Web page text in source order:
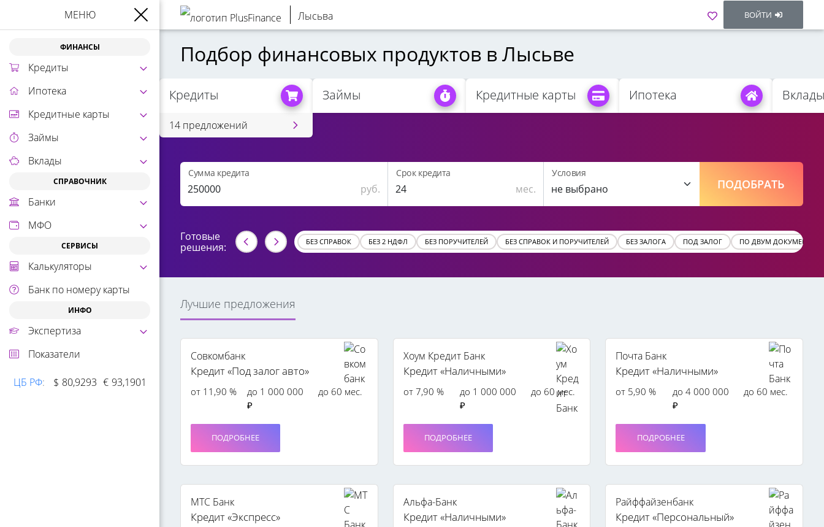
МЕНЮ
ФИНАНСЫ
Кредиты
Ипотека
Кредитные карты
Займы
Вклады
СПРАВОЧНИК
Банки
МФО
СЕРВИСЫ
Калькуляторы
Банк по номеру карты
ИНФО
Экспертиза
Показатели
ЦБ РФ: $ 80,9293 € 93,1901
Лысьва ВОЙТИ
Подбор финансовых продуктов в Лысьве
Кредиты
14 предложений
Займы Кредитные карты Ипотека Вклады
Сумма кредита
руб.
Срок кредита
мес.
Условия
ПОДОБРАТЬ
Готовые
решения:
БЕЗ СПРАВОК БЕЗ 2 НДФЛ БЕЗ ПОРУЧИТЕЛЕЙ БЕЗ СПРАВОК И ПОРУЧИТЕЛЕЙ БЕЗ ЗАЛОГА ПОД ЗАЛОГ ПО ДВУМ ДОКУМЕНТАМ
Лучшие предложения
Совкомбанк
Кредит «Под залог авто»
от 11,90 %
до 1 000 000
₽
до 60 мес.
ПОДРОБНЕЕ
Хоум Кредит Банк
Кредит «Наличными»
от 7,90 %
до 1 000 000
₽
до 60 мес.
ПОДРОБНЕЕ
Почта Банк
Кредит «Наличными»
от 5,90 %
до 4 000 000
₽
до 60 мес.
ПОДРОБНЕЕ
МТС Банк
Кредит «Экспресс»
Альфа-Банк
Кредит «Наличными»
Райффайзенбанк
Кредит «Персональный»